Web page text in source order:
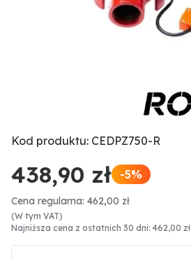
Kod produktu: CEDPZ750-R
438,90 zł -5%
Cena regularna: 462,00 zł
(W tym VAT)
Najniższa cena z ostatnich 30 dni: 462,00 zł